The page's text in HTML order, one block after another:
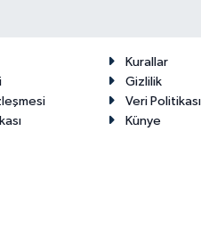
Kurallar
Gizlilik
Veri Politikası
Künye